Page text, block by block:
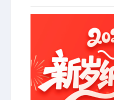
为倾听您的真实反馈，卓
活动，并为用户送上定制
福与专属心意，一同敬呈